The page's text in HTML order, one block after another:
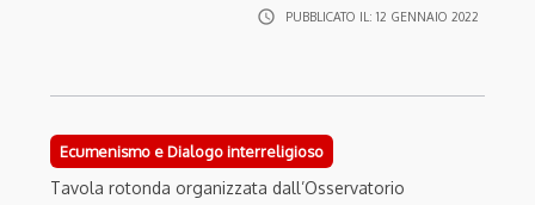
access_time PUBBLICATO IL: 12 GENNAIO 2022
Ecumenismo e Dialogo interreligioso
Tavola rotonda organizzata dall’Osservatorio